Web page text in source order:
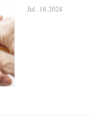
Jul .18.2024